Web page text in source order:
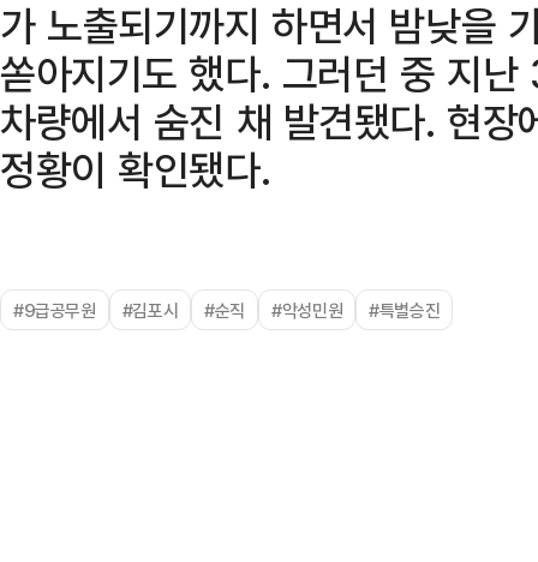
가 노출되기까지 하면서 밤낮을
쏟아지기도 했다. 그러던 중 지
차량에서 숨진 채 발견됐다. 현
정황이 확인됐다.
#9급공무원 #김포시 #순직 #악성민원 #특별승진